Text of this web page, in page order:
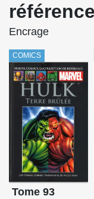
référence
Encrage
COMICS
Tome 93